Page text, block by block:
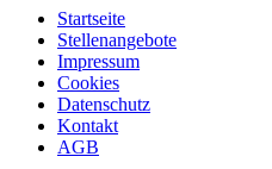
Startseite
Stellenangebote
Impressum
Cookies
Datenschutz
Kontakt
AGB